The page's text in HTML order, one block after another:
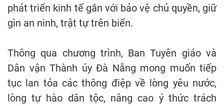
phát triển kinh tế gắn với bảo vệ chủ quyền, giữ
gìn an ninh, trật tự trên biển.
Thông qua chương trình, Ban Tuyên giáo và
Dân vận Thành ủy Đà Nẵng mong muốn tiếp
tục lan tỏa các thông điệp về lòng yêu nước,
lòng tự hào dân tộc, nâng cao ý thức trách